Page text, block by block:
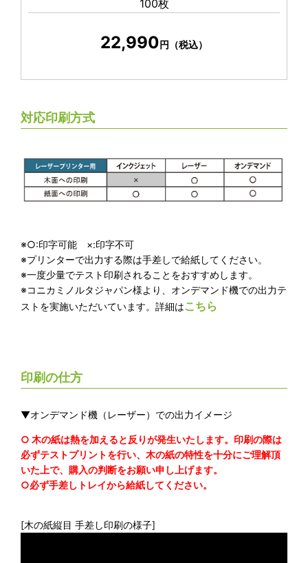
100枚
22,990円（税込）
対応印刷方式
※○:印字可能 ×:印字不可
※プリンターで出力する際は手差しで給紙してください。
※一度少量でテスト印刷されることをおすすめします。
※コニカミノルタジャパン様より、オンデマンド機での出力テ
ストを実施いただいています。詳細はこちら
印刷の仕方
▼オンデマンド機（レーザー）での出力イメージ
○ 木の紙は熱を加えると反りが発生いたします。印刷の際は
必ずテストプリントを行い、木の紙の特性を十分にご理解頂
いた上で、購入の判断をお願い申し上げます。
○必ず手差しトレイから給紙してください。
[木の紙縦目 手差し印刷の様子]